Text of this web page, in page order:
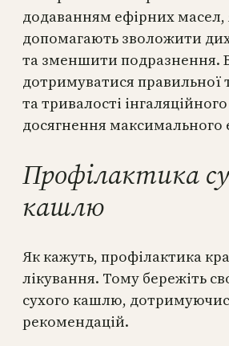
додаванням ефірних масел,
допомагають зволожити
та зменшити подразнення.
дотримуватися правильної
та тривалості
досягнення максимального
Профілактика
кашлю
Як кажуть, профілактика
лікування. Тому бережіть
сухого кашлю,
рекомендацій.